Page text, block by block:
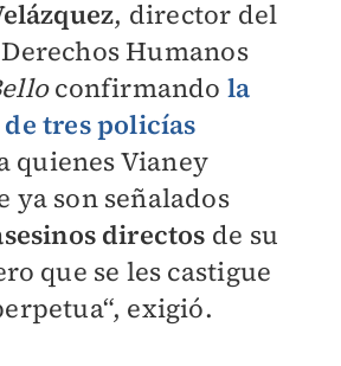
, director del
Humanos
confirmando la
tres policías
quienes Vianey
ya son señalados
directos de su
que se les castigue
exigió.